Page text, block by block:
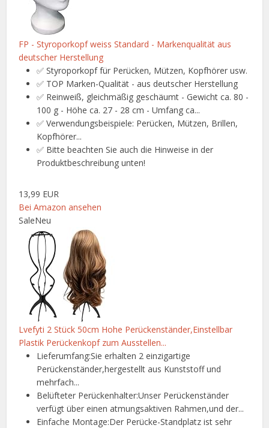
FP - Styroporkopf weiss Standard - Markenqualität aus
deutscher Herstellung
✅ Styroporkopf für Perücken, Mützen, Kopfhörer usw.
✅ TOP Marken-Qualität - aus deutscher Herstellung
✅ Reinweiß, gleichmäßig geschäumt - Gewicht ca. 80 -
100 g - Höhe ca. 27 - 28 cm - Umfang ca...
✅ Verwendungsbeispiele: Perücken, Mützen, Brillen,
Kopfhörer...
✅ Bitte beachten Sie auch die Hinweise in der
Produktbeschreibung unten!
13,99 EUR
Bei Amazon ansehen
SaleNeu
Lvefyti 2 Stück 50cm Hohe Perückenständer,Einstellbar
Plastik Perückenkopf zum Ausstellen...
Lieferumfang:Sie erhalten 2 einzigartige
Perückenständer,hergestellt aus Kunststoff und
mehrfach...
Belüfteter Perückenhalter:Unser Perückenständer
verfügt über einen atmungsaktiven Rahmen,und der...
Einfache Montage:Der Perücke-Standplatz ist sehr